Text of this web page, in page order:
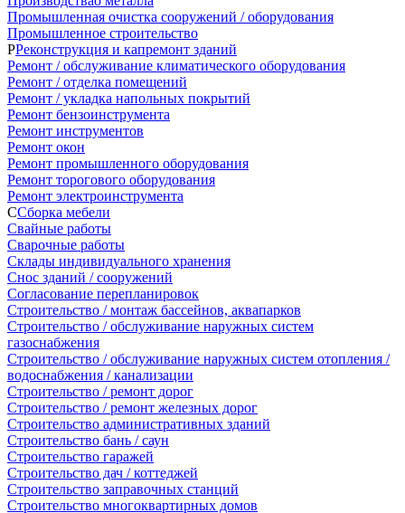
Промышленная очистка сооружений / оборудования
Промышленное строительство
РРеконструкция и капремонт зданий
Ремонт / обслуживание климатического оборудования
Ремонт / отделка помещений
Ремонт / укладка напольных покрытий
Ремонт бензоинструмента
Ремонт инструментов
Ремонт окон
Ремонт промышленного оборудования
Ремонт торогового оборудования
Ремонт электроинструмента
ССборка мебели
Свайные работы
Сварочные работы
Склады индивидуального хранения
Снос зданий / сооружений
Согласование перепланировок
Строительство / монтаж бассейнов, аквапарков
Строительство / обслуживание наружных систем
газоснабжения
Строительство / обслуживание наружных систем отопления /
водоснабжения / канализации
Строительство / ремонт дорог
Строительство / ремонт железных дорог
Строительство административных зданий
Строительство бань / саун
Строительство гаражей
Строительство дач / коттеджей
Строительство заправочных станций
Строительство многоквартирных домов